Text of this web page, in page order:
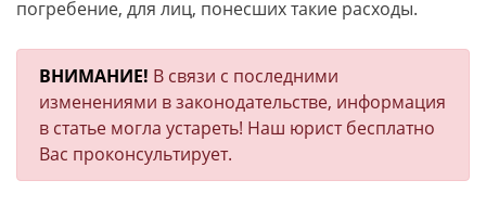
погребение, для лиц, понесших такие расходы.
ВНИМАНИЕ! В связи с последними
изменениями в законодательстве, информация
в статье могла устареть! Наш юрист бесплатно
Вас проконсультирует.